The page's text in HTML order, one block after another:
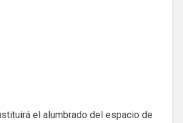
el alumbrado del espacio de